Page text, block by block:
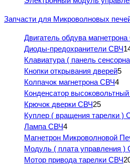
Запчасти для Микроволновых
Двигатель обдува
Диоды-предохранители СВЧ
Клавиатура ( панель
Кнопки открывания дверей5
Колпачок магнетрона СВЧ4
Конденсатор
Крючок дверки СВЧ25
Куплер ( вращения тарелки )
Лампа СВЧ4
Магнетрон Микроволновой
Модуль ( плата управления )
Мотор привода тарелки СВЧ